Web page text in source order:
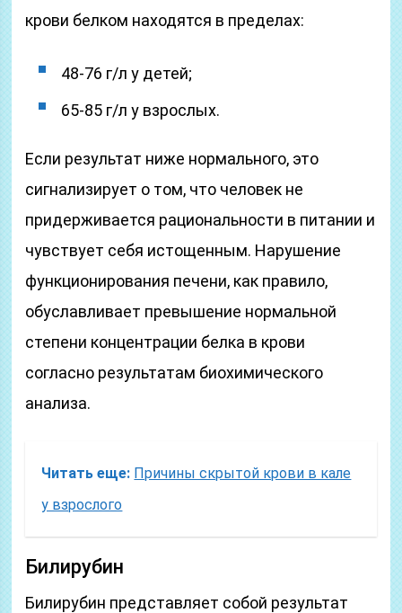
крови белком находятся в пределах:
48-76 г/л у детей;
65-85 г/л у взрослых.
Если результат ниже нормального, это
сигнализирует о том, что человек не
придерживается рациональности в питании и
чувствует себя истощенным. Нарушение
функционирования печени, как правило,
обуславливает превышение нормальной
степени концентрации белка в крови
согласно результатам биохимического
анализа.
Читать еще: Причины скрытой крови в кале
у взрослого
Билирубин
Билирубин представляет собой результат